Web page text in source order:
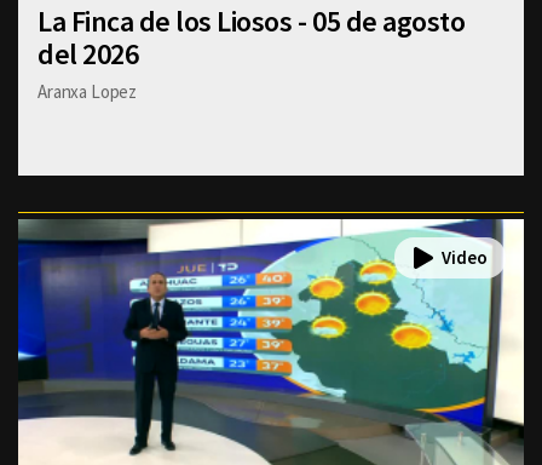
La Finca de los Liosos - 05 de agosto
del 2026
Aranxa Lopez